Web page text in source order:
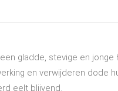
gladde, stevige en
en verwijderen dode
eelt blijvend.